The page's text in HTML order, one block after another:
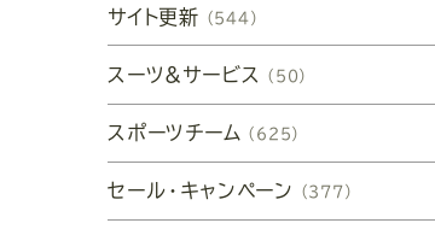
サイト更新 （544）
スーツ&サービス （50）
スポーツチーム （625）
セール・キャンペーン （377）